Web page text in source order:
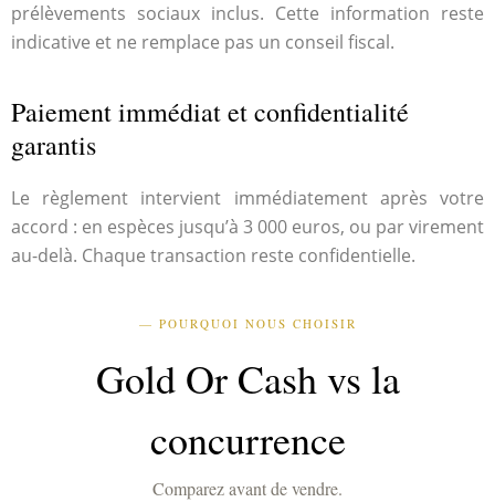
prélèvements sociaux inclus. Cette information reste
indicative et ne remplace pas un conseil fiscal.
Paiement immédiat et confidentialité
garantis
Le règlement intervient immédiatement après votre
accord : en espèces jusqu’à 3 000 euros, ou par virement
au-delà. Chaque transaction reste confidentielle.
— POURQUOI NOUS CHOISIR
Gold Or Cash vs la
concurrence
Comparez avant de vendre.